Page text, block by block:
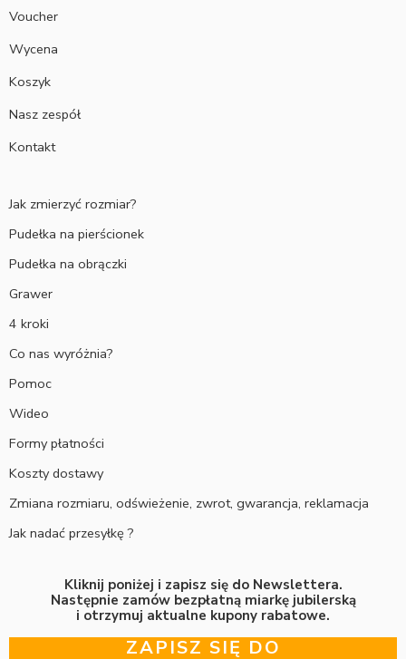
Voucher
Wycena
Koszyk
Nasz zespół
Kontakt
Jak zmierzyć rozmiar?
Pudełka na pierścionek
Pudełka na obrączki
Grawer
4 kroki
Co nas wyróżnia?
Pomoc
Wideo
Formy płatności
Koszty dostawy
Zmiana rozmiaru, odświeżenie, zwrot, gwarancja, reklamacja
Jak nadać przesyłkę ?
Kliknij poniżej i zapisz się do Newslettera.
Następnie zamów bezpłatną miarkę jubilerską
i otrzymuj aktualne kupony rabatowe.
ZAPISZ SIĘ DO